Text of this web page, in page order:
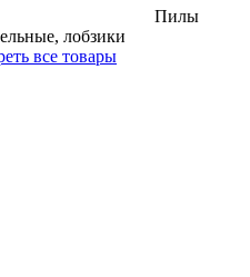
Пилы
лобзики
все товары